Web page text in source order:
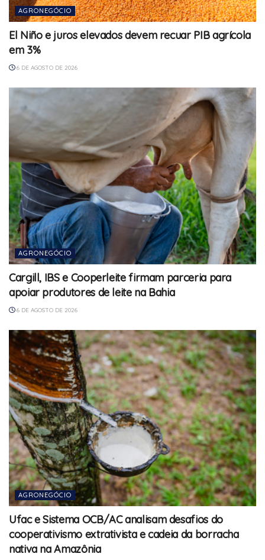
AGRONEGÓCIO
El Niño e juros elevados devem recuar PIB agrícola
em 3%
6 DE AGOSTO DE 2026
AGRONEGÓCIO
Cargill, IBS e Cooperleite firmam parceria para
apoiar produtores de leite na Bahia
6 DE AGOSTO DE 2026
AGRONEGÓCIO
Ufac e Sistema OCB/AC analisam desafios do
cooperativismo extrativista e cadeia da borracha
nativa na Amazônia